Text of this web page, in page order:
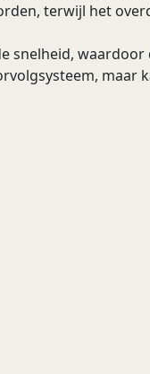
terwijl het
snelheid,
maar